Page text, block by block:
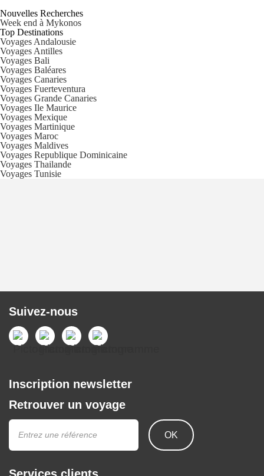
Nouvelles Recherches
Week end à Mykonos
Top Destinations
Voyages Andalousie
Voyages Antilles
Voyages Bali
Voyages Baléares
Voyages Canaries
Voyages Fuerteventura
Voyages Grande Canaries
Voyages Ile Maurice
Voyages Mexique
Voyages Martinique
Voyages Maroc
Voyages Maldives
Voyages Republique Dominicaine
Voyages Thailande
Voyages Tunisie
Suivez-nous
Inscription newsletter
Retrouver un voyage
OK